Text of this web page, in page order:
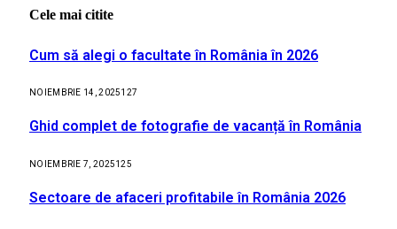
Cele mai citite
Cum să alegi o facultate în România în 2026
NOIEMBRIE 14, 2025127
Ghid complet de fotografie de vacanță în România
NOIEMBRIE 7, 2025125
Sectoare de afaceri profitabile în România 2026